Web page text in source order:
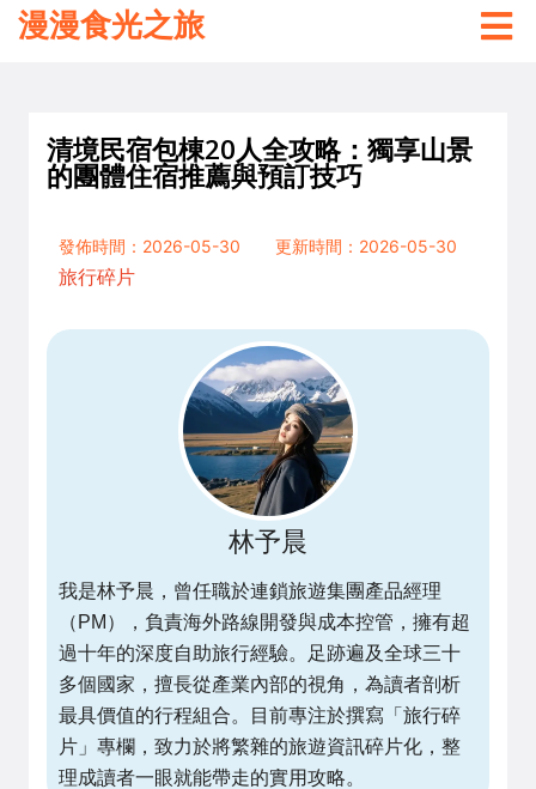
漫漫食光之旅
清境民宿包棟20人全攻略：獨享山景
的團體住宿推薦與預訂技巧
發佈時間：2026-05-30
更新時間：2026-05-30
旅行碎片
林予晨
我是林予晨，曾任職於連鎖旅遊集團產品經理
（PM），負責海外路線開發與成本控管，擁有超
過十年的深度自助旅行經驗。足跡遍及全球三十
多個國家，擅長從產業內部的視角，為讀者剖析
最具價值的行程組合。目前專注於撰寫「旅行碎
片」專欄，致力於將繁雜的旅遊資訊碎片化，整
理成讀者一眼就能帶走的實用攻略。